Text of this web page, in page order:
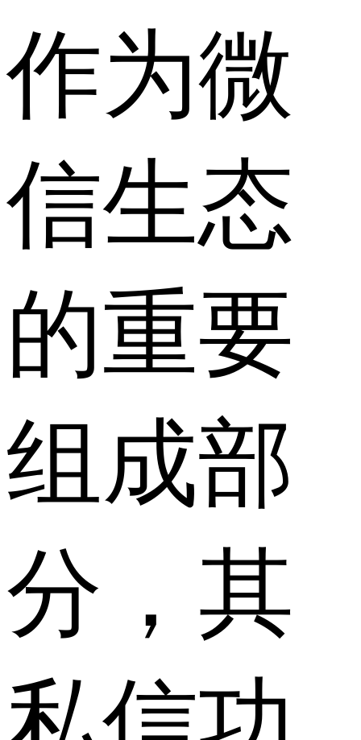
作为微
信生态
的重要
组成部
分，其